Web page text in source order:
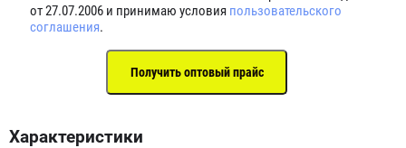
от 27.07.2006 и принимаю условия пользовательского
соглашения.
Характеристики